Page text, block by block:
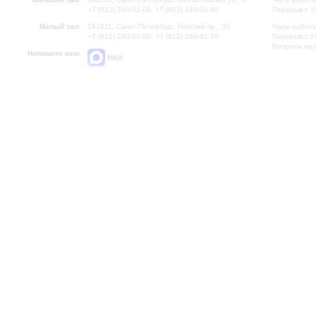
+7 (812) 240-01-00, +7 (812) 240-01-80
Малый зал:
191011, Санкт-Петербург, Невский пр., 30
+7 (812) 240-01-00, +7 (812) 240-01-70
Напишите нам:
MAX
Перерыв с
Часы
Перерыв с
Вопросы